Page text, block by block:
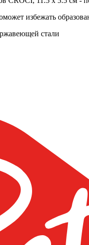
избежать
стали